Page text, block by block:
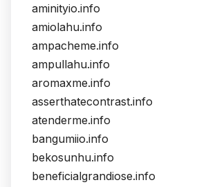
aminityio.info
amiolahu.info
ampacheme.info
ampullahu.info
aromaxme.info
asserthatecontrast.info
atenderme.info
bangumiio.info
bekosunhu.info
beneficialgrandiose.info